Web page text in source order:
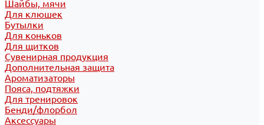
Шайбы, мячи
Для клюшек
Бутылки
Для коньков
Для щитков
Сувенирная продукция
Дополнительная защита
Ароматизаторы
Пояса, подтяжки
Для тренировок
Бенди/флорбол
Аксессуары